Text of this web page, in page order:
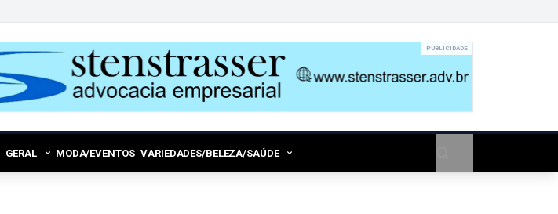
PUBLICIDADE
GERAL MODA/EVENTOS VARIEDADES/BELEZA/SAÚDE